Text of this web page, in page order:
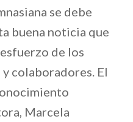
se debe
buena noticia que
de los
colaboradores. El
Marcela